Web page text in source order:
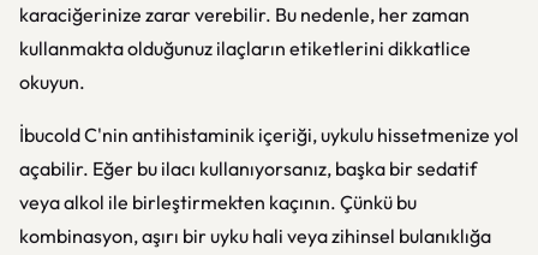
karaciğerinize zarar verebilir. Bu nedenle, her zaman
kullanmakta olduğunuz ilaçların etiketlerini dikkatlice
okuyun.
İbucold C'nin antihistaminik içeriği, uykulu hissetmenize yol
açabilir. Eğer bu ilacı kullanıyorsanız, başka bir sedatif
veya alkol ile birleştirmekten kaçının. Çünkü bu
kombinasyon, aşırı bir uyku hali veya zihinsel bulanıklığa